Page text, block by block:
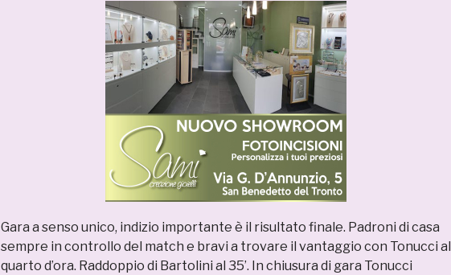
Gara a senso unico, indizio importante è il risultato finale. Padroni di casa
sempre in controllo del match e bravi a trovare il vantaggio con Tonucci al
quarto d’ora. Raddoppio di Bartolini al 35’. In chiusura di gara Tonucci